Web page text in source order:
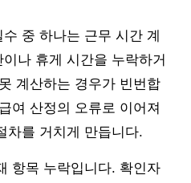
중 하나는 근무 시간 계
나 휴게 시간을 누락하거
계산하는 경우가 빈번합
여 산정의 오류로 이어져
차를 거치게 만듭니다.
항목 누락입니다. 확인자